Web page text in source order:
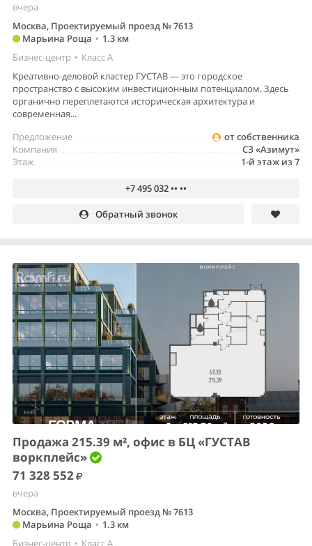
вчера
Москва, Проектируемый проезд № 7613
Марьина Роща • 1.3 км
Бизнес-центр • Класс A
Креативно-деловой кластер ГУСТАВ — это городское
пространство с высоким инвестиционным потенциалом. Здесь
органично переплетаются историческая архитектура и
современная...
от собственника
Предложение
СЗ «Азимут»
Компания
1-й этаж из 7
Этаж
+7 495 032 •• ••
Обратный звонок
Продажа 215.39 м², офис в БЦ «ГУСТАВ
воркплейс»
71 328 552
вчера
Москва, Проектируемый проезд № 7613
Марьина Роща • 1.3 км
Бизнес-центр • Класс A